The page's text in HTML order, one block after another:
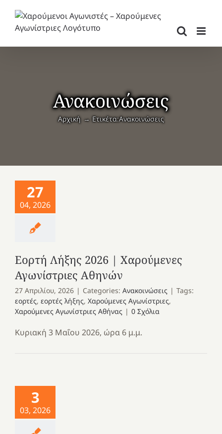
περιεχόμενο
Ανακοινώσεις
Αρχική Ετικέτα:Ανακοινώσεις
27
04, 2026
Εορτή Λήξης 2026 | Χαρούμενες
Αγωνίστριες Αθηνών
27 Απριλίου, 2026 | Categories: Ανακοινώσεις | Tags:
εορτές, εορτές λήξης, Χαρούμενες Αγωνίστριες,
Χαρούμενες Αγωνίστριες Αθήνας | 0 Σχόλια
Κυριακή 3 Μαΐου 2026, ώρα 6 μ.μ.
3
03, 2026